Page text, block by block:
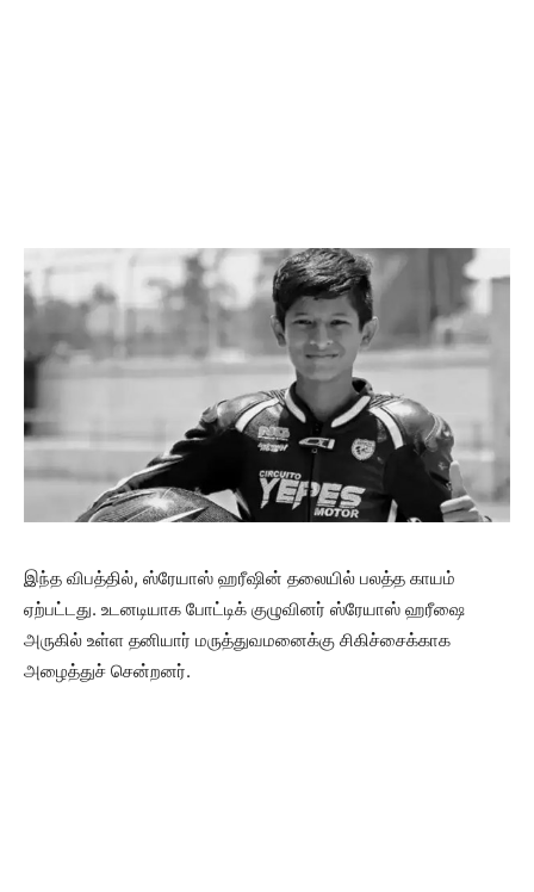
இந்த விபத்தில், ஸ்ரேயாஸ் ஹரீஷின் தலையில் பலத்த காயம்
ஏற்பட்டது. உடனடியாக போட்டிக் குழுவினர் ஸ்ரேயாஸ் ஹரீஷை
அருகில் உள்ள தனியார் மருத்துவமனைக்கு சிகிச்சைக்காக
அழைத்துச் சென்றனர்.